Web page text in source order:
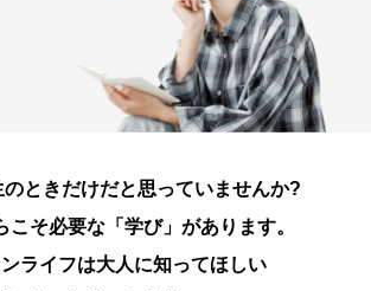
ときだけだと思っていませんか?
こそ必要な「学び」があります。
ライフは大人に知ってほしい